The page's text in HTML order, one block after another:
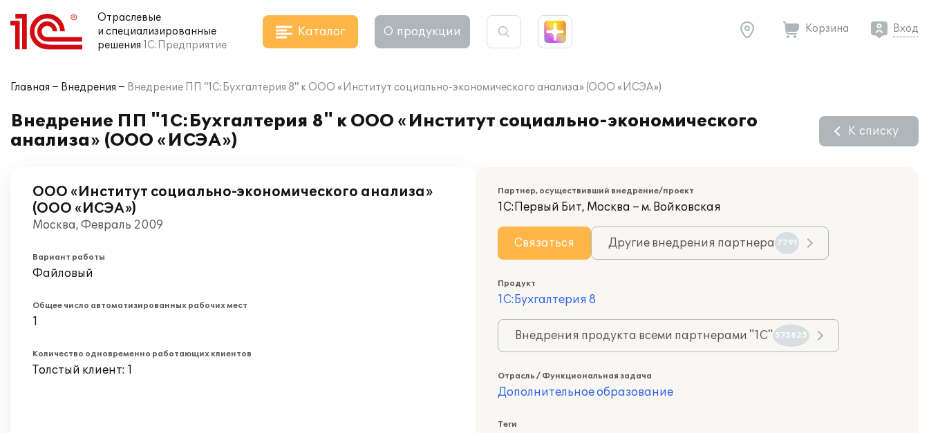
Отраслевые
и специализированные
решения 1С:Предприятие
Каталог О продукции Корзина Вход
Главная Внедрения Внедрение ПП "1С:Бухгалтерия 8" к ООО «Институт социально-экономического анализа» (ООО «ИСЭА»)
Внедрение ПП "1С:Бухгалтерия 8" к ООО «Институт социально-экономического
анализа» (ООО «ИСЭА»)
К списку
ООО «Институт социально-экономического анализа»
(ООО «ИСЭА»)
Москва, Февраль 2009
Вариант работы
Файловый
Общее число автоматизированных рабочих мест
1
Количество одновременно работающих клиентов
Толстый клиент: 1
Партнер, осуществивший внедрение/проект
1С:Первый Бит, Москва – м. Войковская
Связаться Другие внедрения партнера 7791
Продукт
1С:Бухгалтерия 8
Внедрения продукта всеми партнерами "1С" 575825
Отрасль / Функциональная задача
Дополнительное образование
Теги